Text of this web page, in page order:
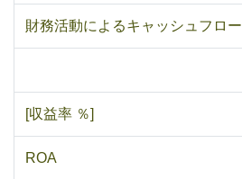
財務活動によるキャッシュフロー
[収益率 ％]
ROA